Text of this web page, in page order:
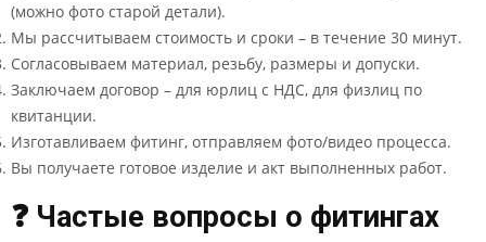
(можно фото старой детали).
Мы рассчитываем стоимость и сроки – в течение 30 минут.
Согласовываем материал, резьбу, размеры и допуски.
Заключаем договор – для юрлиц с НДС, для физлиц по
квитанции.
Изготавливаем фитинг, отправляем фото/видео процесса.
Вы получаете готовое изделие и акт выполненных работ.
❓ Частые вопросы о фитингах